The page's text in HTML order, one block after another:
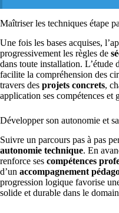
Maîtriser les techniques étape
Une fois les bases acquises,
progressivement les règles de
dans toute installation. L’étude
facilite la compréhension des
travers des projets concrets,
application ses compétences et
Développer son autonomie et
Suivre un parcours pas à pas
autonomie technique. En
renforce ses compétences
d’un accompagnement
progression logique favorise
solide et durable dans le